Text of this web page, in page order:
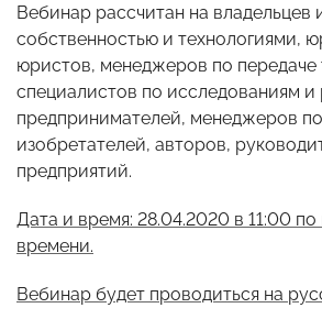
Вебинар рассчитан на владельцев
собственностью и технологиями,
юристов, менеджеров по передаче
специалистов по исследованиям и
предпринимателей, менеджеров
изобретателей, авторов,
предприятий.
Дата и время: 28.04.2020 в 11:00
времени.
Вебинар будет проводиться на